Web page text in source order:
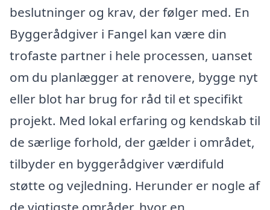
beslutninger og krav, der følger med. En
Byggerådgiver i Fangel kan være din
trofaste partner i hele processen, uanset
om du planlægger at renovere, bygge nyt
eller blot har brug for råd til et specifikt
projekt. Med lokal erfaring og kendskab til
de særlige forhold, der gælder i området,
tilbyder en byggerådgiver værdifuld
støtte og vejledning. Herunder er nogle af